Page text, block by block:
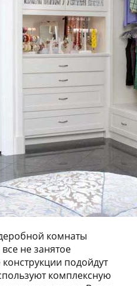
комнаты
не занятое
подойдут
комплексную